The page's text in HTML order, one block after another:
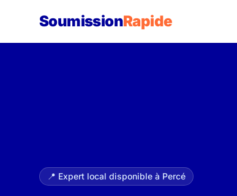
SoumissionRapide
📍 Expert local disponible à Percé